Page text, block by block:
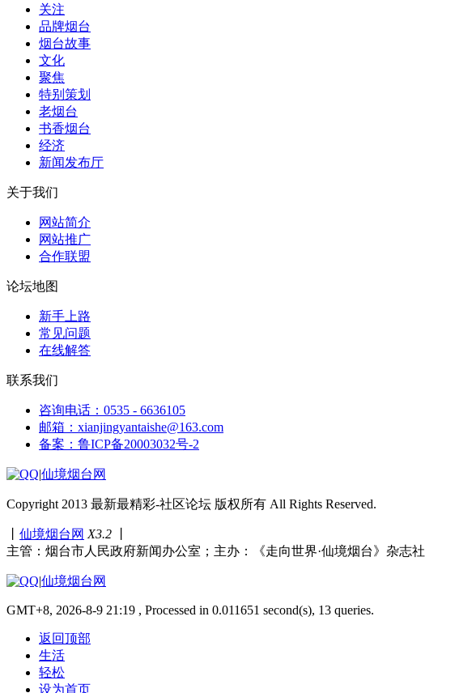
关注
品牌烟台
烟台故事
文化
聚焦
特别策划
老烟台
书香烟台
经济
新闻发布厅
关于我们
网站简介
网站推广
合作联盟
论坛地图
新手上路
常见问题
在线解答
联系我们
咨询电话：0535 - 6636105
邮箱：xianjingyantaishe@163.com
备案：鲁ICP备20003032号-2
|仙境烟台网
Copyright 2013 最新最精彩-社区论坛 版权所有 All Rights Reserved.
仙境烟台网 X3.2
主管：烟台市人民政府新闻办公室；主办：《走向世界·仙境烟台》杂志社
|仙境烟台网
GMT+8, 2026-8-9 21:19 , Processed in 0.011651 second(s), 13 queries.
返回顶部
生活
轻松
设为首页